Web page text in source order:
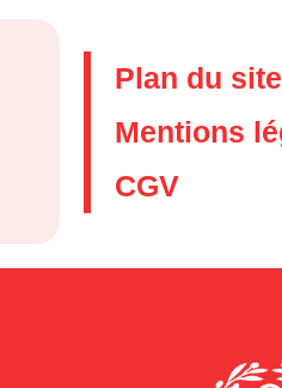
Plan du site
Mentions
CGV